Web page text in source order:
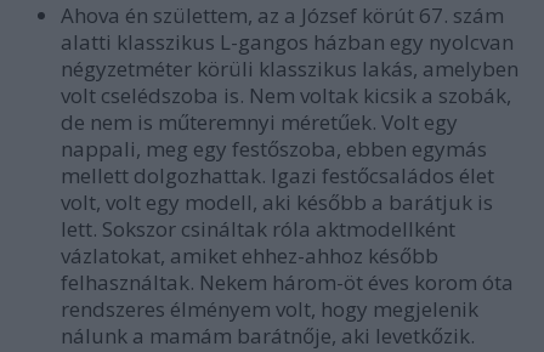
Ahova én születtem, az a József körút 67. szám
alatti klasszikus L-gangos házban egy nyolcvan
négyzetméter körüli klasszikus lakás, amelyben
volt cselédszoba is. Nem voltak kicsik a szobák,
de nem is műteremnyi méretűek. Volt egy
nappali, meg egy festőszoba, ebben egymás
mellett dolgozhattak. Igazi festőcsaládos élet
volt, volt egy modell, aki később a barátjuk is
lett. Sokszor csináltak róla aktmodellként
vázlatokat, amiket ehhez-ahhoz később
felhasználtak. Nekem három-öt éves korom óta
rendszeres élményem volt, hogy megjelenik
nálunk a mamám barátnője, aki levetkőzik.